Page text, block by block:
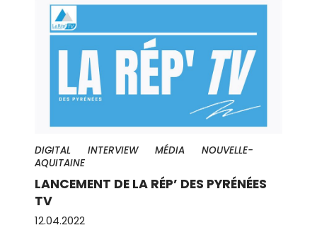
DIGITAL INTERVIEW MÉDIA
NOUVELLE-
AQUITAINE
LANCEMENT DE LA RÉP’ DES PYRÉNÉES
TV
12.04.2022